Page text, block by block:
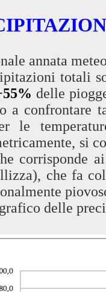
annata
totali
delle
a confrontare
le
si
corrisponde
che fa
delle